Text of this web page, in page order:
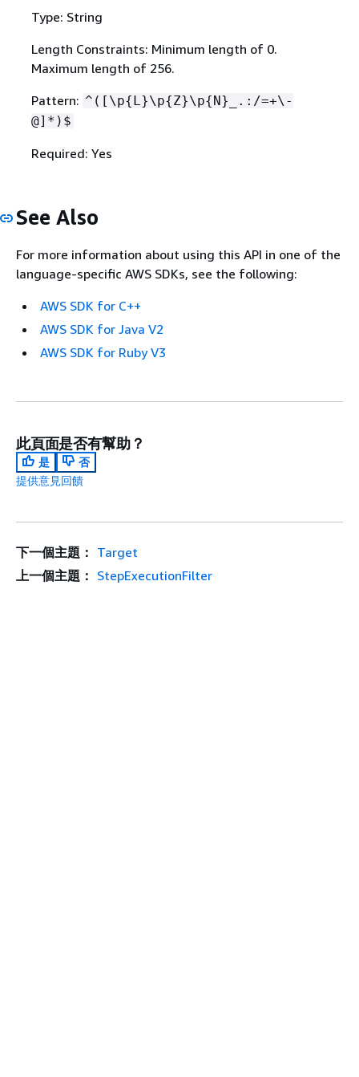
Type: String
Length Constraints: Minimum length of 0.
Maximum length of 256.
Pattern: ^([\p{L}\p{Z}\p{N}_.:/=+\-
@]*)$
Required: Yes
See Also
For more information about using this API in one of the
language-specific AWS SDKs, see the following:
AWS SDK for C++
AWS SDK for Java V2
AWS SDK for Ruby V3
此頁面是否有幫助？
是
否
提供意見回饋
下一個主題： Target
上一個主題： StepExecutionFilter